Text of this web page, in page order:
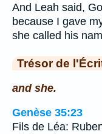
And Leah said,
because I gave
she called his
Trésor de
and she.
Genèse 35:23
Fils de Léa: